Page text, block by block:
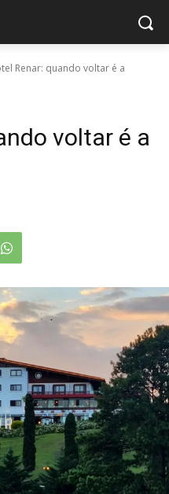
Renar: quando voltar é a
voltar é a